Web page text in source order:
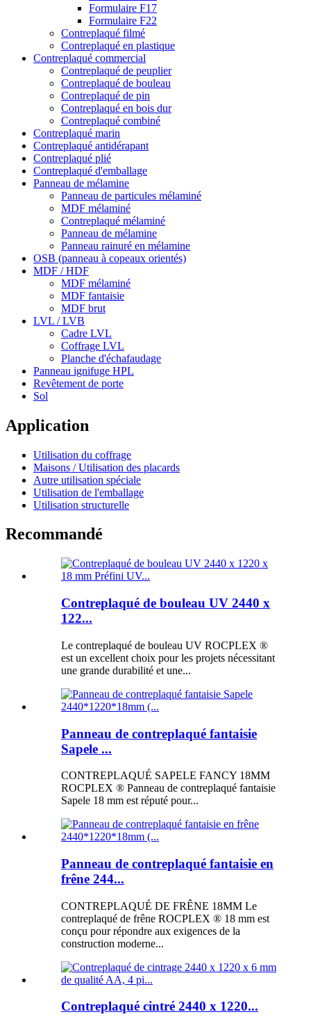
Formulaire F17
Formulaire F22
Contreplaqué filmé
Contreplaqué en plastique
Contreplaqué commercial
Contreplaqué de peuplier
Contreplaqué de bouleau
Contreplaqué de pin
Contreplaqué en bois dur
Contreplaqué combiné
Contreplaqué marin
Contreplaqué antidérapant
Contreplaqué plié
Contreplaqué d'emballage
Panneau de mélamine
Panneau de particules mélaminé
MDF mélaminé
Contreplaqué mélaminé
Panneau de mélamine
Panneau rainuré en mélamine
OSB (panneau à copeaux orientés)
MDF / HDF
MDF mélaminé
MDF fantaisie
MDF brut
LVL / LVB
Cadre LVL
Coffrage LVL
Planche d'échafaudage
Panneau ignifuge HPL
Revêtement de porte
Sol
Application
Utilisation du coffrage
Maisons / Utilisation des placards
Autre utilisation spéciale
Utilisation de l'emballage
Utilisation structurelle
Recommandé
Contreplaqué de bouleau UV 2440 x
122...
Le contreplaqué de bouleau UV ROCPLEX ®
est un excellent choix pour les projets nécessitant
une grande durabilité et une...
Panneau de contreplaqué fantaisie
Sapele ...
CONTREPLAQUÉ SAPELE FANCY 18MM
ROCPLEX ® Panneau de contreplaqué fantaisie
Sapele 18 mm est réputé pour...
Panneau de contreplaqué fantaisie en
frêne 244...
CONTREPLAQUÉ DE FRÊNE 18MM Le
contreplaqué de frêne ROCPLEX ® 18 mm est
conçu pour répondre aux exigences de la
construction moderne...
Contreplaqué cintré 2440 x 1220...